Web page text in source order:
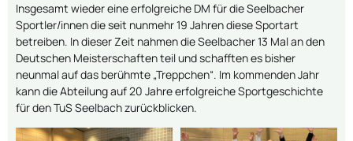
Insgesamt wieder eine erfolgreiche DM für die Seelbacher
Sportler/innen die seit nunmehr 19 Jahren diese Sportart
betreiben. In dieser Zeit nahmen die Seelbacher 13 Mal an den
Deutschen Meisterschaften teil und schafften es bisher
neunmal auf das berühmte „Treppchen“. Im kommenden Jahr
kann die Abteilung auf 20 Jahre erfolgreiche Sportgeschichte
für den TuS Seelbach zurückblicken.